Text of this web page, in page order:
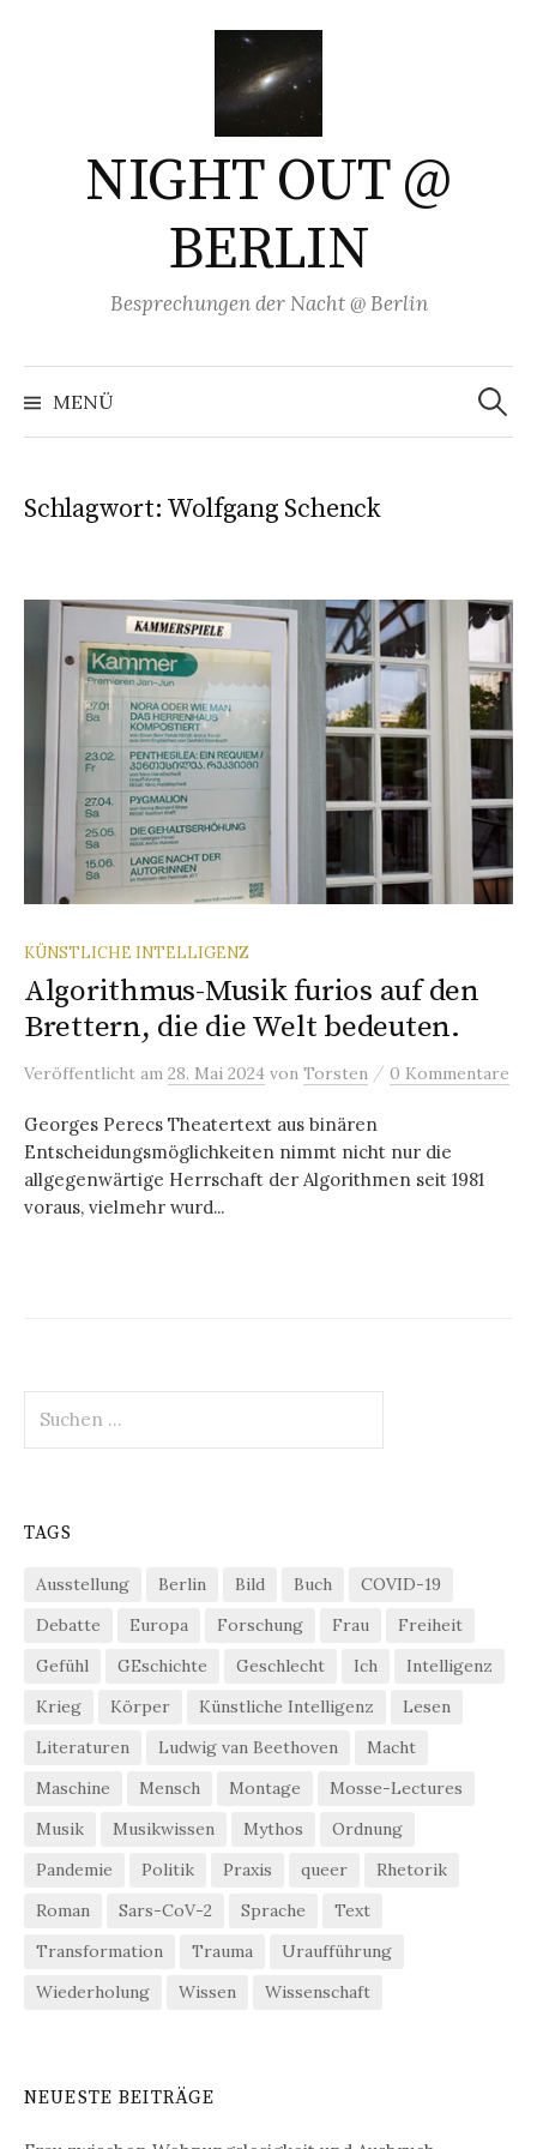
NIGHT OUT @
BERLIN
Besprechungen der Nacht @ Berlin
MENÜ
Suchen
nach:
Schlagwort: Wolfgang Schenck
KÜNSTLICHE INTELLIGENZ
Algorithmus-Musik furios auf den
Brettern, die die Welt bedeuten.
Veröffentlicht am 28. Mai 2024 von Torsten / 0 Kommentare
Georges Perecs Theatertext aus binären
Entscheidungsmöglichkeiten nimmt nicht nur die
allgegenwärtige Herrschaft der Algorithmen seit 1981
voraus, vielmehr wurd...
nach:
TAGS
Ausstellung Berlin Bild Buch
COVID-19
Debatte
Europa Forschung Frau
Freiheit
Gefühl
GEschichte Geschlecht Ich
Intelligenz
Krieg
Körper Künstliche Intelligenz
Lesen
Literaturen
Ludwig van Beethoven
Macht
Maschine
Mensch Montage
Mosse-Lectures
Musik
Musikwissen Mythos
Ordnung
Pandemie
Politik Praxis queer
Rhetorik
Roman
Sars-CoV-2 Sprache
Text
Transformation
Trauma
Uraufführung
Wiederholung
Wissen Wissenschaft
NEUESTE BEITRÄGE